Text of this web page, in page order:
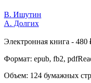
В. Ишутин
А. Долгих
Электронная книга - 480
Формат: epub, fb2,
Объем: 124 бумажных